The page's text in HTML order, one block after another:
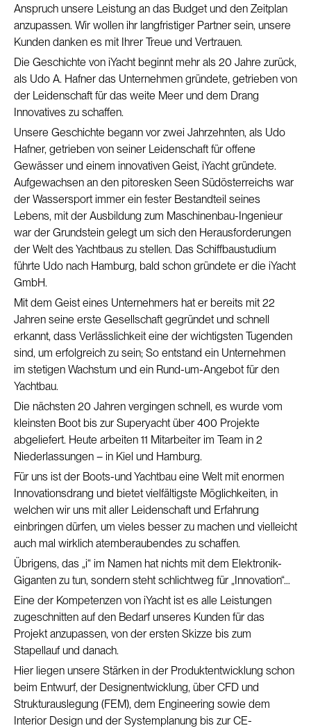
Anspruch unsere Leistung an das Budget und den Zeitplan
anzupassen. Wir wollen ihr langfristiger Partner sein, unsere
Kunden danken es mit Ihrer Treue und Vertrauen.
Die Geschichte von iYacht beginnt mehr als 20 Jahre zurück,
als Udo A. Hafner das Unternehmen gründete, getrieben von
der Leidenschaft für das weite Meer und dem Drang
Innovatives zu schaffen.
Unsere Geschichte begann vor zwei Jahrzehnten, als Udo
Hafner, getrieben von seiner Leidenschaft für offene
Gewässer und einem innovativen Geist, iYacht gründete.
Aufgewachsen an den pitoresken Seen Südösterreichs war
der Wassersport immer ein fester Bestandteil seines
Lebens, mit der Ausbildung zum Maschinenbau-Ingenieur
war der Grundstein gelegt um sich den Herausforderungen
der Welt des Yachtbaus zu stellen. Das Schiffbaustudium
führte Udo nach Hamburg, bald schon gründete er die iYacht
GmbH.
Mit dem Geist eines Unternehmers hat er bereits mit 22
Jahren seine erste Gesellschaft gegründet und schnell
erkannt, dass Verlässlichkeit eine der wichtigsten Tugenden
sind, um erfolgreich zu sein; So entstand ein Unternehmen
im stetigen Wachstum und ein Rund-um-Angebot für den
Yachtbau.
Die nächsten 20 Jahren vergingen schnell, es wurde vom
kleinsten Boot bis zur Superyacht über 400 Projekte
abgeliefert. Heute arbeiten 11 Mitarbeiter im Team in 2
Niederlassungen – in Kiel und Hamburg.
Für uns ist der Boots-und Yachtbau eine Welt mit enormen
Innovationsdrang und bietet vielfältigste Möglichkeiten, in
welchen wir uns mit aller Leidenschaft und Erfahrung
einbringen dürfen, um vieles besser zu machen und vielleicht
auch mal wirklich atemberaubendes zu schaffen.
Übrigens, das „i“ im Namen hat nichts mit dem Elektronik-
Giganten zu tun, sondern steht schlichtweg für „Innovation“…
Eine der Kompetenzen von iYacht ist es alle Leistungen
zugeschnitten auf den Bedarf unseres Kunden für das
Projekt anzupassen, von der ersten Skizze bis zum
Stapellauf und danach.
Hier liegen unsere Stärken in der Produktentwicklung schon
beim Entwurf, der Designentwicklung, über CFD und
Strukturauslegung (FEM), dem Engineering sowie dem
Interior Design und der Systemplanung bis zur CE-